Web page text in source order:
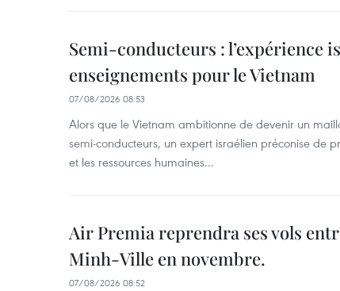
Semi-conducteurs : l’expérience
enseignements pour le Vietnam
07/08/2026 08:53
Alors que le Vietnam ambitionne de devenir un
semi-conducteurs, un expert israélien préconise de
et les ressources humaines...
Air Premia reprendra ses vols
Minh-Ville en novembre.
07/08/2026 08:52